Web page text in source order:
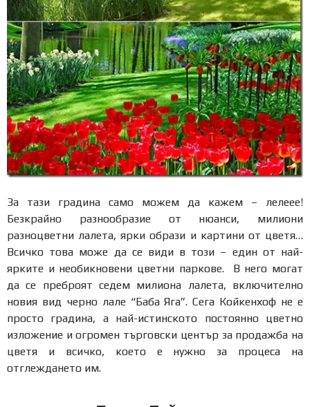
За тази градина само можем да кажем – лелеее!
Безкрайно разнообразие от нюанси, милиони
разноцветни лалета, ярки образи и картини от цветя…
Всичко това може да се види в този – един от най-
ярките и необикновени цветни паркове. В него могат
да се преброят седем милиона лалета, включително
новия вид черно лале “Баба Яга”. Сега Койкенхоф не е
просто градина, а най-истинското постоянно цветно
изложение и огромен търговски център за продажба на
цветя и всичко, което е нужно за процеса на
отглеждането им.